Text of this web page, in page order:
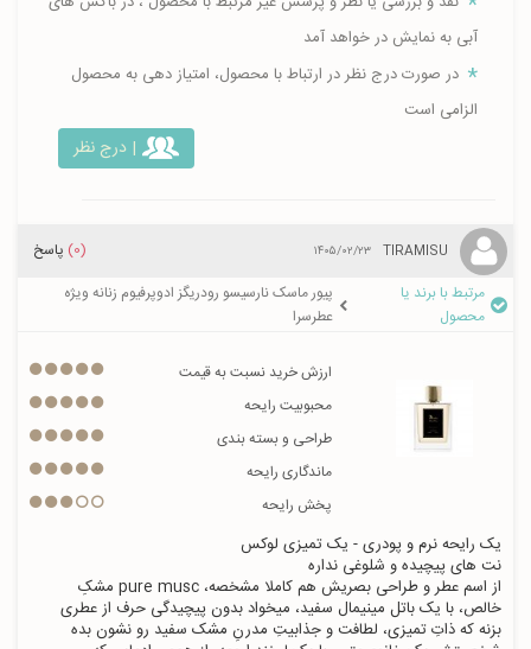
آبی به نمایش در خواهد آمد
در صورت درج نظر در ارتباط با محصول، امتیاز دهی به محصول
الزامی است
| درج نظر
TIRAMISU ۱۴۰۵/۰۲/۲۳ (0)
پاسخ
مرتبط با برند یا
محصول
پیور ماسک نارسیسو رودریگز ادوپرفیوم زنانه ویژه
عطرسرا
ارزش خرید نسبت به قیمت
محبوبیت رایحه
طراحی و بسته بندی
ماندگاری رایحه
پخش رایحه